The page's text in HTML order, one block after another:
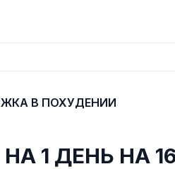
В ПОХУДЕНИИ
1 ДЕНЬ НА